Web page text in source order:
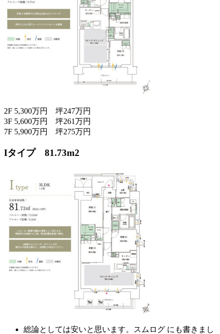
2F 5,300万円 坪247万円
3F 5,600万円 坪261万円
7F 5,900万円 坪275万円
Iタイプ 81.73m2
総論としては安いと思います。スムログ にも書きまし